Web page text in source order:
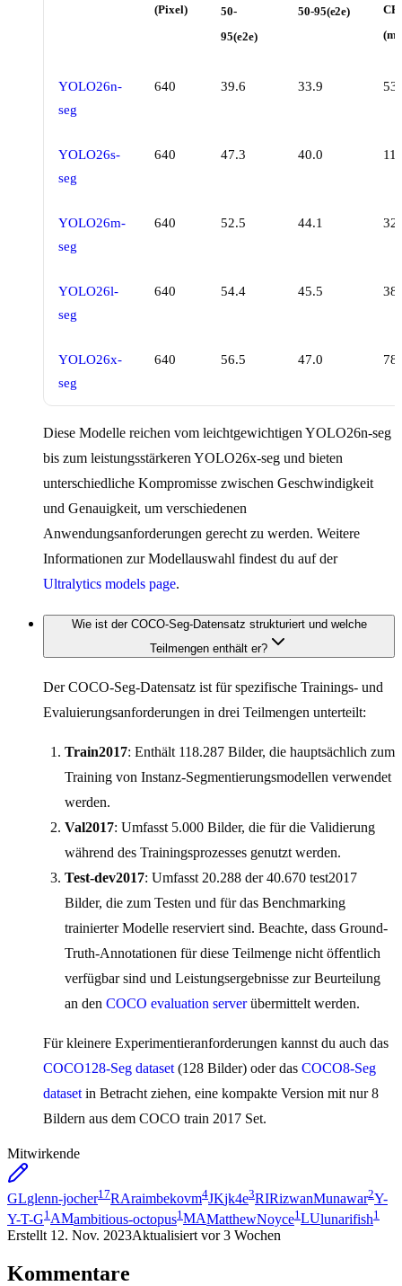
(Pixel)
50-
95(e2e)
50-95(e2e)
YOLO26n-
seg
640 39.6 33.9
YOLO26s-
seg
640 47.3 40.0
YOLO26m-
seg
640 52.5 44.1
YOLO26l-
seg
640 54.4 45.5
YOLO26x-
seg
640 56.5 47.0
Diese Modelle reichen vom leichtgewichtigen YOLO26n-seg
bis zum leistungsstärkeren YOLO26x-seg und bieten
unterschiedliche Kompromisse zwischen Geschwindigkeit
und Genauigkeit, um verschiedenen
Anwendungsanforderungen gerecht zu werden. Weitere
Informationen zur Modellauswahl findest du auf der
Ultralytics models page.
Wie ist der COCO-Seg-Datensatz strukturiert und welche
Teilmengen enthält er?
Der COCO-Seg-Datensatz ist für spezifische Trainings- und
Evaluierungsanforderungen in drei Teilmengen unterteilt:
Train2017: Enthält 118.287 Bilder, die hauptsächlich zum
Training von Instanz-Segmentierungsmodellen verwendet
werden.
Val2017: Umfasst 5.000 Bilder, die für die Validierung
während des Trainingsprozesses genutzt werden.
Test-dev2017: Umfasst 20.288 der 40.670 test2017
Bilder, die zum Testen und für das Benchmarking
trainierter Modelle reserviert sind. Beachte, dass Ground-
Truth-Annotationen für diese Teilmenge nicht öffentlich
verfügbar sind und Leistungsergebnisse zur Beurteilung
an den COCO evaluation serverübermittelt werden.
Für kleinere Experimentieranforderungen kannst du auch das
COCO128-Seg dataset (128 Bilder) oder das COCO8-Seg
dataset in Betracht ziehen, eine kompakte Version mit nur 8
Bildern aus dem COCO train 2017 Set.
Mitwirkende
GLglenn-jocher17RAraimbekovm4JKjk4e3RIRizwanMunawar2Y-
Y-T-G1 AMambitious-octopus1 MAMatthewNoyce1 LUlunarifish1
Erstellt 12. Nov. 2023Aktualisiert vor 3 Wochen
Kommentare